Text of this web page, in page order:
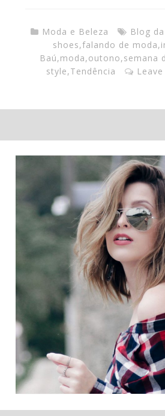
Moda e Beleza Blog
shoes,falando de moda,
Baú,moda,outono,semana
style,Tendência